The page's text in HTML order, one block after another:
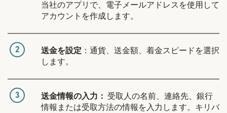
当社のアプリで、電子メールアドレスを使用して
アカウントを作成します。
2 送金を設定 ：通貨、送金額、着金スピードを選択
します。
3 送金情報の入力：
受取人の名前、連絡先、銀行
情報または受取方法の情報を入力します。キリバ